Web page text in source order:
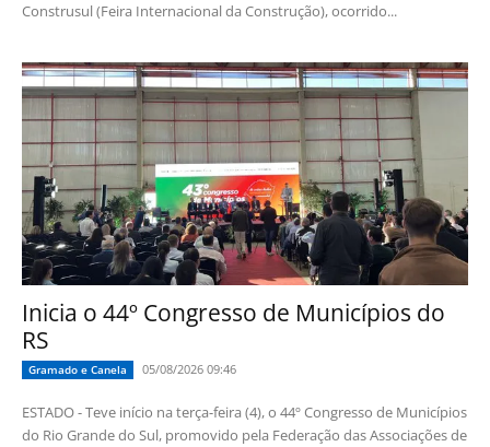
Construsul (Feira Internacional da Construção), ocorrido...
Inicia o 44º Congresso de Municípios do
RS
Gramado e Canela 05/08/2026 09:46
ESTADO - Teve início na terça-feira (4), o 44º Congresso de Municípios
do Rio Grande do Sul, promovido pela Federação das Associações de